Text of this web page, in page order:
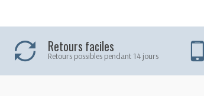
Retours faciles
Retours possibles pendant 14 jours